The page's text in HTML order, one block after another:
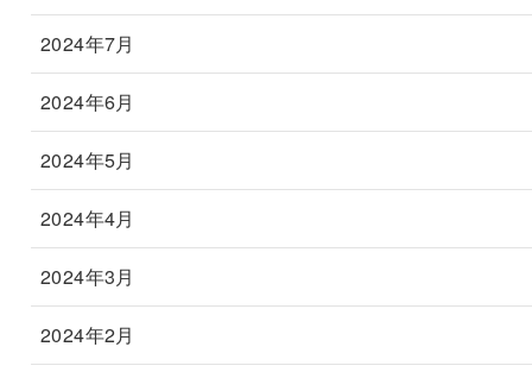
2024年7月
2024年6月
2024年5月
2024年4月
2024年3月
2024年2月